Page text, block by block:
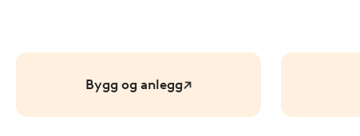
Bygg og anlegg